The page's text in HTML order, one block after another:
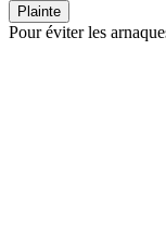
Plainte
Pour éviter les